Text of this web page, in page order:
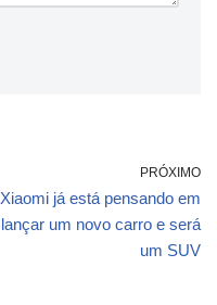
PRÓXIMO
Xiaomi já está pensando em
lançar um novo carro e será
um SUV